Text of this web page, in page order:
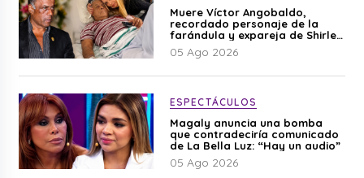
Muere Víctor Angobaldo,
recordado personaje de la
farándula y expareja de Shirley
Cherres
05 Ago 2026
ESPECTÁCULOS
Magaly anuncia una bomba
que contradeciría comunicado
de La Bella Luz: “Hay un audio”
05 Ago 2026